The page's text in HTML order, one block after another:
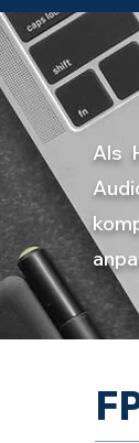
Als